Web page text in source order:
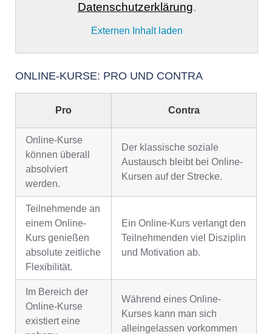
Datenschutzerklärung.
Externen Inhalt laden
ONLINE-KURSE: PRO UND CONTRA
Pro Contra
Online-Kurse
können überall
absolviert
werden.
Der klassische soziale
Austausch bleibt bei Online-
Kursen auf der Strecke.
Teilnehmende an
einem Online-
Kurs genießen
absolute zeitliche
Flexibilität.
Ein Online-Kurs verlangt den
Teilnehmenden viel Disziplin
und Motivation ab.
Im Bereich der
Online-Kurse
existiert eine
Während eines Online-
Kurses kann man sich
alleingelassen vorkommen